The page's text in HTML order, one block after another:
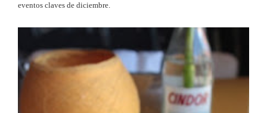
eventos claves de diciembre.